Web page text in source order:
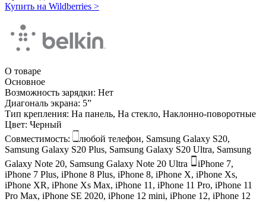
Купить на Wildberries >
О товаре
Основное
Возможность зарядки: Нет
Диагональ экрана: 5ˮ
Тип крепления: На панель, На стекло, Наклонно-поворотные
Цвет: Черный
Совместимость:
любой телефон, Samsung Galaxy S20,
Samsung Galaxy S20 Plus, Samsung Galaxy S20 Ultra, Samsung
Galaxy Note 20, Samsung Galaxy Note 20 Ultra
iPhone 7,
iPhone 7 Plus, iPhone 8 Plus, iPhone 8, iPhone X, iPhone Xs,
iPhone XR, iPhone Xs Max, iPhone 11, iPhone 11 Pro, iPhone 11
Pro Max, iPhone SE 2020, iPhone 12 mini, iPhone 12, iPhone 12